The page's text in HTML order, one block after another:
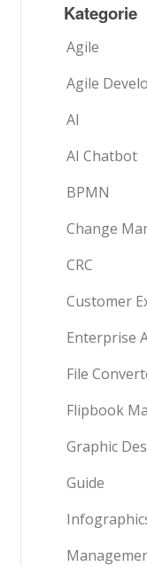
Kategorie
Agile
Agile
AI
AI Chatbot
BPMN
Change
CRC
Customer
Enterprise
File
Flipbook
Graphic
Guide